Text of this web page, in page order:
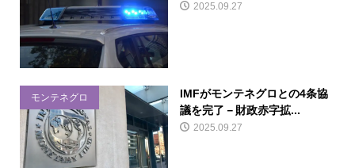
2025.09.27
モンテネグロ
IMFがモンテネグロとの4条協
議を完了－財政赤字拡...
2025.09.27